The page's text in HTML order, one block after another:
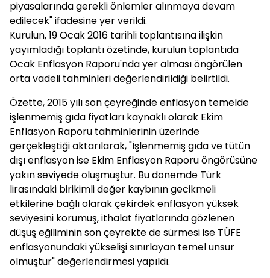
piyasalarında gerekli önlemler alınmaya devam
edilecek" ifadesine yer verildi.
Kurulun, 19 Ocak 2016 tarihli toplantısına ilişkin
yayımladığı toplantı özetinde, kurulun toplantıda
Ocak Enflasyon Raporu'nda yer alması öngörülen
orta vadeli tahminleri değerlendirildiği belirtildi.
Özette, 2015 yılı son çeyreğinde enflasyon temelde
işlenmemiş gıda fiyatları kaynaklı olarak Ekim
Enflasyon Raporu tahminlerinin üzerinde
gerçekleştiği aktarılarak, "İşlenmemiş gıda ve tütün
dışı enflasyon ise Ekim Enflasyon Raporu öngörüsüne
yakın seviyede oluşmuştur. Bu dönemde Türk
lirasındaki birikimli değer kaybının gecikmeli
etkilerine bağlı olarak çekirdek enflasyon yüksek
seviyesini korumuş, ithalat fiyatlarında gözlenen
düşüş eğiliminin son çeyrekte de sürmesi ise TÜFE
enflasyonundaki yükselişi sınırlayan temel unsur
olmuştur" değerlendirmesi yapıldı.